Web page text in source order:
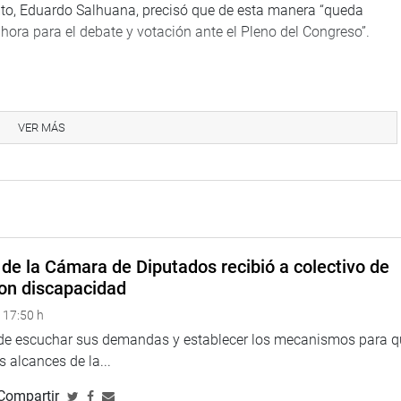
Eduardo Salhuana, precisó que de esta manera “queda
para el debate y votación ante el Pleno del Congreso”.
debe asumir responsabilidad por la vulneración de las
del Perú (PNP).
Céspedes y otros funcionarios habrían dispuesto de manera
3 tenientes generales y 16 generales de la PNP, lo que
la designación del general César Augusto Cervantes
una violación de los procedimientos establecidos
ordenaron el pase a retiro y desestimaron los recursos de
motivadas, lo que vulneró los derechos de los oficiales
VER MÁS
la Cámara de Diputados recibió a colectivo de
discapacidad
h
escuchar sus demandas y establecer los mecanismos para
alcances de la...